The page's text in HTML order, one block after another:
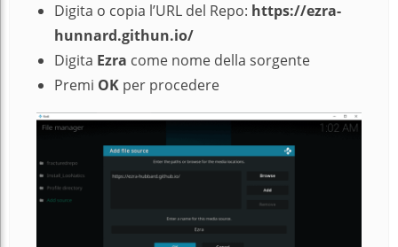
Digita o copia l’URL del Repo: https://ezra-
hunnard.githun.io/
Digita Ezra come nome della sorgente
Premi OK per procedere